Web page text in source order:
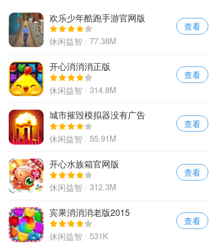
欢乐少年酷跑手游官网版
休闲益智 77.38M
查看
开心消消消正版
休闲益智 314.8M
查看
城市摧毁模拟器没有广告
休闲益智 55.91M
查看
开心水族箱官网版
休闲益智 312.3M
查看
宾果消消消老版2015
休闲益智 531K
查看